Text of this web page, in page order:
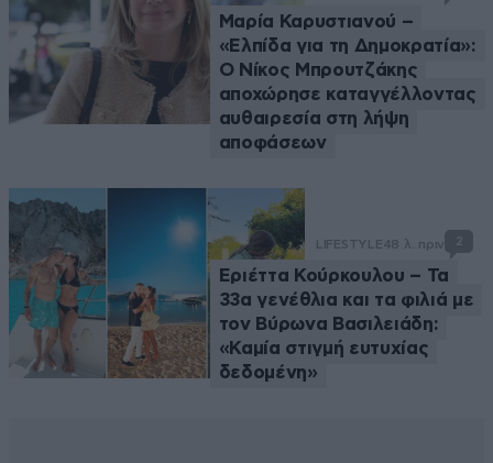
Μαρία Καρυστιανού –
«Ελπίδα για τη Δημοκρατία»:
Ο Νίκος Μπρουτζάκης
αποχώρησε καταγγέλλοντας
αυθαιρεσία στη λήψη
αποφάσεων
LIFESTYLE48 λ. πριν 2
Εριέττα Κούρκουλου – Τα
33α γενέθλια και τα φιλιά με
τον Βύρωνα Βασιλειάδη:
«Καμία στιγμή ευτυχίας
δεδομένη»